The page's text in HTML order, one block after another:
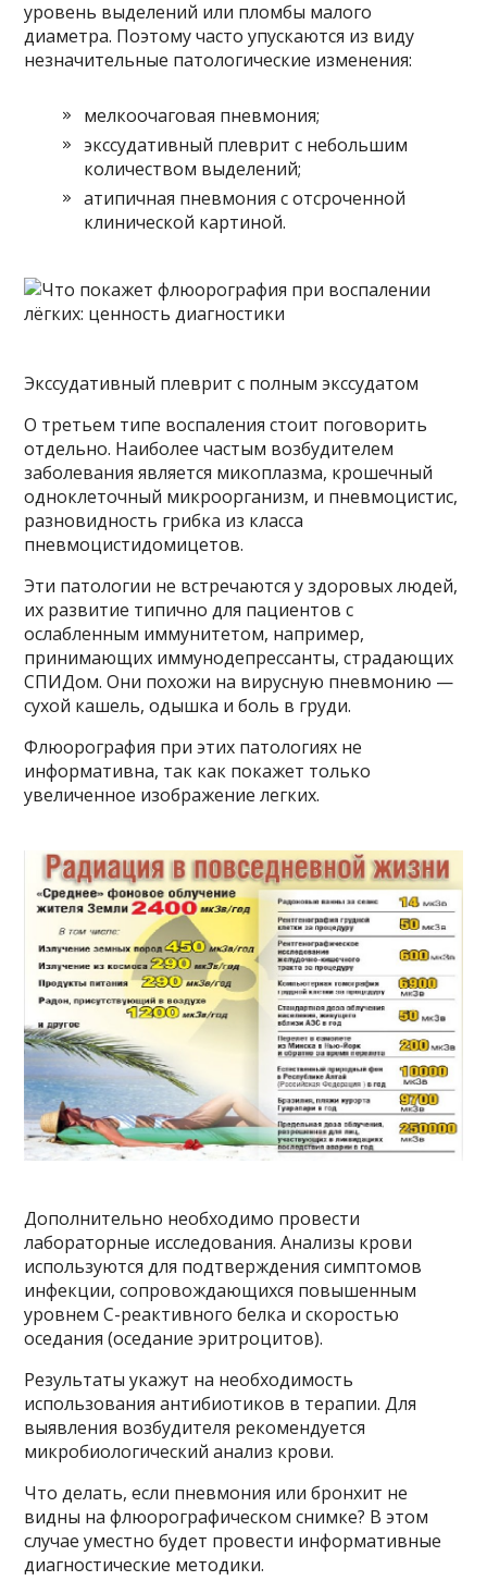
уровень выделений или пломбы малого
диаметра. Поэтому часто упускаются из виду
незначительные патологические изменения:
мелкоочаговая пневмония;
экссудативный плеврит с небольшим
количеством выделений;
атипичная пневмония с отсроченной
клинической картиной.
Экссудативный плеврит с полным экссудатом
О третьем типе воспаления стоит поговорить
отдельно. Наиболее частым возбудителем
заболевания является микоплазма, крошечный
одноклеточный микроорганизм, и пневмоцистис,
разновидность грибка из класса
пневмоцистидомицетов.
Эти патологии не встречаются у здоровых людей,
их развитие типично для пациентов с
ослабленным иммунитетом, например,
принимающих иммунодепрессанты, страдающих
СПИДом. Они похожи на вирусную пневмонию —
сухой кашель, одышка и боль в груди.
Флюорография при этих патологиях не
информативна, так как покажет только
увеличенное изображение легких.
Дополнительно необходимо провести
лабораторные исследования. Анализы крови
используются для подтверждения симптомов
инфекции, сопровождающихся повышенным
уровнем С-реактивного белка и скоростью
оседания (оседание эритроцитов).
Результаты укажут на необходимость
использования антибиотиков в терапии. Для
выявления возбудителя рекомендуется
микробиологический анализ крови.
Что делать, если пневмония или бронхит не
видны на флюорографическом снимке? В этом
случае уместно будет провести информативные
диагностические методики.